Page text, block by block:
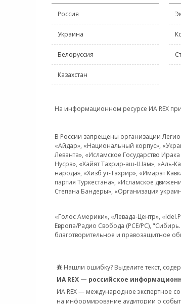
Россия
Украина
Белоруссия
Казахстан
На информационном ресурсе ИА REX
В России запрещены организации
«Айдар», «Национальный корпус»,
Леванта», «Исламское Государство
Нусра», «Хайят Тахрир-аш-Шам», «Аль-
народа», «Хизб ут-Тахрир», «Имарат
партия Туркестана», «Исламское
Степана Бандеры», «Организация
«Голос Америки», «Левада-Центр»,
Европа/Радио Свобода (PCE/PC),
благотворительное и правозащитное
Нашли ошибку? Выделите текст,
ИА REX — российское
ИА REX — международное экспертное
на информирование аудитории о